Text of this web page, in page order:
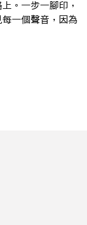
。一步一腳印，
一個聲音，因為